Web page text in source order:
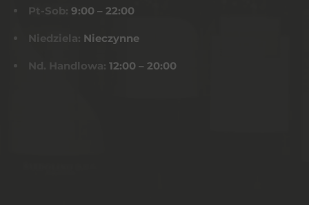
Pt-Sob: 9:00 – 22:00
Niedziela: Nieczynne
Nd. Handlowa: 12:00 – 20:00